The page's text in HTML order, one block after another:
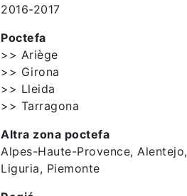
2016-2017
Poctefa
>> Ariège
>> Girona
>> Lleida
>> Tarragona
Altra zona poctefa
Alpes-Haute-Provence, Alentejo,
Liguria, Piemonte